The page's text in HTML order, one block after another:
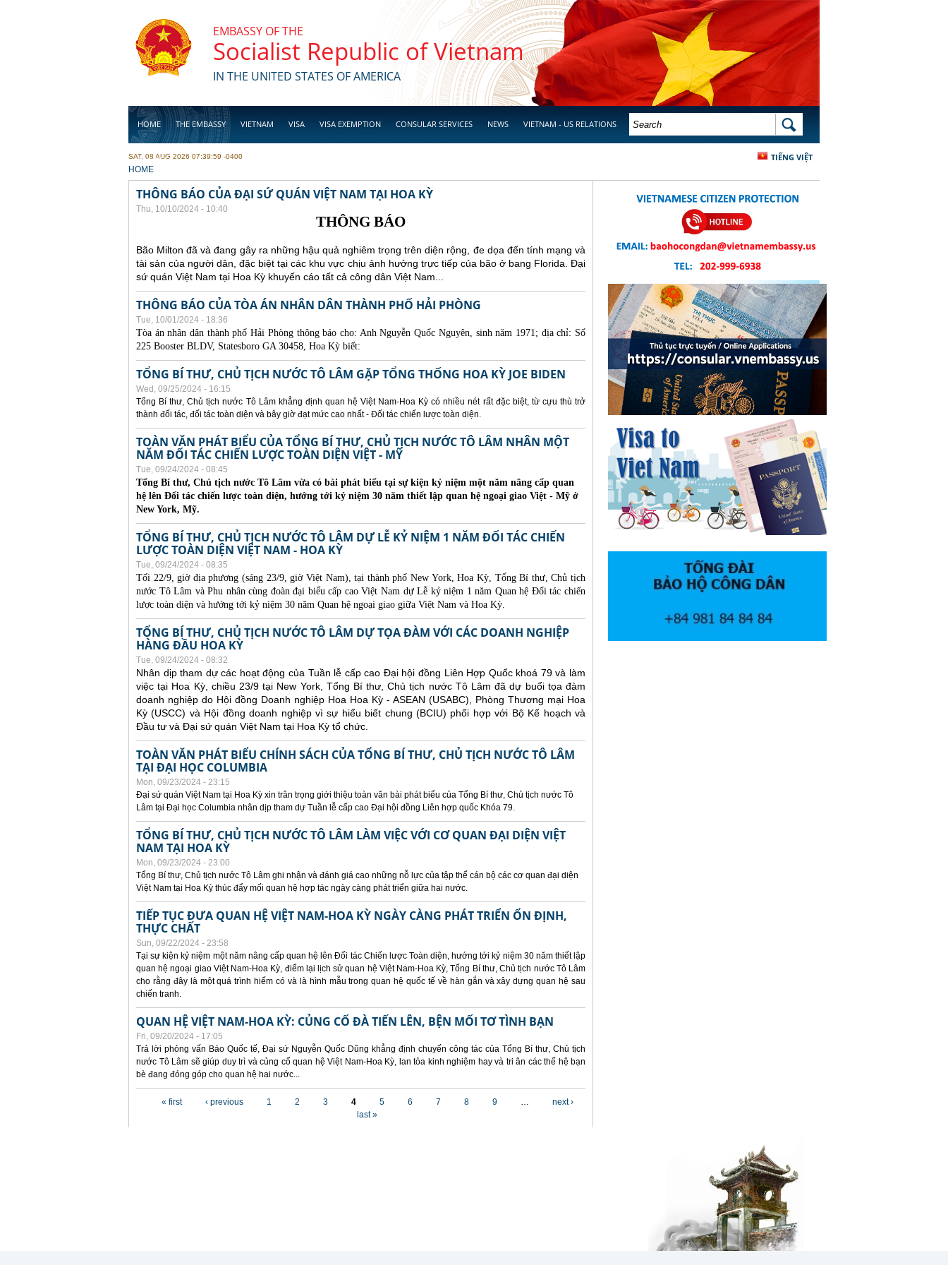
EMBASSY OF THE
Socialist Republic of Vietnam
IN THE UNITED STATES OF AMERICA
HOME THE EMBASSY VIETNAM VISA VISA EXEMPTION CONSULAR SERVICES NEWS VIETNAM - US RELATIONS
BUSINESS
SEARCH FORM SEARCH
TIẾNG VIỆT
SAT, 08 AUG 2026 07:39:59 -0400
YOU ARE HERE
HOME
THÔNG BÁO CỦA ĐẠI SỨ QUÁN VIỆT NAM TẠI HOA KỲ
Thu, 10/10/2024 - 10:40
THÔNG BÁO
Bão Milton đã và đang gây ra những hậu quả nghiêm trọng trên diện rộng, đe dọa đến tính mạng và
tài sản của người dân, đặc biệt tại các khu vực chịu ảnh hưởng trực tiếp của bão ở bang Florida. Đại
sứ quán Việt Nam tại Hoa Kỳ khuyến cáo tất cả công dân Việt Nam...
THÔNG BÁO CỦA TÒA ÁN NHÂN DÂN THÀNH PHỐ HẢI PHÒNG
Tue, 10/01/2024 - 18:36
Tòa án nhân dân thành phố Hải Phòng thông báo cho: Anh Nguyễn Quốc Nguyên, sinh năm 1971; địa chỉ: Số
225 Booster BLDV, Statesboro GA 30458, Hoa Kỳ biết:
TỔNG BÍ THƯ, CHỦ TỊCH NƯỚC TÔ LÂM GẶP TỔNG THỐNG HOA KỲ JOE BIDEN
Wed, 09/25/2024 - 16:15
Tổng Bí thư, Chủ tịch nước Tô Lâm khẳng định quan hệ Việt Nam-Hoa Kỳ có nhiều nét rất đặc biệt, từ cựu thù trở
thành đối tác, đối tác toàn diện và bây giờ đạt mức cao nhất - Đối tác chiến lược toàn diện.
TOÀN VĂN PHÁT BIỂU CỦA TỔNG BÍ THƯ, CHỦ TỊCH NƯỚC TÔ LÂM NHÂN MỘT
NĂM ĐỐI TÁC CHIẾN LƯỢC TOÀN DIỆN VIỆT - MỸ
Tue, 09/24/2024 - 08:45
Tổng Bí thư, Chủ tịch nước Tô Lâm vừa có bài phát biểu tại sự kiện kỷ niệm một năm nâng cấp quan
hệ lên Đối tác chiến lược toàn diện, hướng tới kỷ niệm 30 năm thiết lập quan hệ ngoại giao Việt - Mỹ ở
New York, Mỹ.
TỔNG BÍ THƯ, CHỦ TỊCH NƯỚC TÔ LÂM DỰ LỄ KỶ NIỆM 1 NĂM ĐỐI TÁC CHIẾN
LƯỢC TOÀN DIỆN VIỆT NAM - HOA KỲ
Tue, 09/24/2024 - 08:35
Tối 22/9, giờ địa phương (sáng 23/9, giờ Việt Nam), tại thành phố New York, Hoa Kỳ, Tổng Bí thư, Chủ tịch
nước Tô Lâm và Phu nhân cùng đoàn đại biểu cấp cao Việt Nam dự Lễ kỷ niệm 1 năm Quan hệ Đối tác chiến
lược toàn diện và hướng tới kỷ niệm 30 năm Quan hệ ngoại giao giữa Việt Nam và Hoa Kỳ.
TỔNG BÍ THƯ, CHỦ TỊCH NƯỚC TÔ LÂM DỰ TỌA ĐÀM VỚI CÁC DOANH NGHIỆP
HÀNG ĐẦU HOA KỲ
Tue, 09/24/2024 - 08:32
Nhân dịp tham dự các hoạt động của Tuần lễ cấp cao Đại hội đồng Liên Hợp Quốc khoá 79 và làm
việc tại Hoa Kỳ, chiều 23/9 tại New York, Tổng Bí thư, Chủ tịch nước Tô Lâm đã dự buổi tọa đàm
doanh nghiệp do Hội đồng Doanh nghiệp Hoa Hoa Kỳ - ASEAN (USABC), Phòng Thương mại Hoa
Kỳ (USCC) và Hội đồng doanh nghiệp vì sự hiểu biết chung (BCIU) phối hợp với Bộ Kế hoạch và
Đầu tư và Đại sứ quán Việt Nam tại Hoa Kỳ tổ chức.
TOÀN VĂN PHÁT BIỂU CHÍNH SÁCH CỦA TỔNG BÍ THƯ, CHỦ TỊCH NƯỚC TÔ LÂM
TẠI ĐẠI HỌC COLUMBIA
Mon, 09/23/2024 - 23:15
Đại sứ quán Việt Nam tại Hoa Kỳ xin trân trọng giới thiệu toàn văn bài phát biểu của Tổng Bí thư, Chủ tịch nước Tô
Lâm tại Đại học Columbia nhân dịp tham dự Tuần lễ cấp cao Đại hội đồng Liên hợp quốc Khóa 79.
TỔNG BÍ THƯ, CHỦ TỊCH NƯỚC TÔ LÂM LÀM VIỆC VỚI CƠ QUAN ĐẠI DIỆN VIỆT
NAM TẠI HOA KỲ
Mon, 09/23/2024 - 23:00
Tổng Bí thư, Chủ tịch nước Tô Lâm ghi nhận và đánh giá cao những nỗ lực của tập thể cán bộ các cơ quan đại diện
Việt Nam tại Hoa Kỳ thúc đẩy mối quan hệ hợp tác ngày càng phát triển giữa hai nước.
TIẾP TỤC ĐƯA QUAN HỆ VIỆT NAM-HOA KỲ NGÀY CÀNG PHÁT TRIỂN ỔN ĐỊNH,
THỰC CHẤT
Sun, 09/22/2024 - 23:58
Tại sự kiện kỷ niệm một năm nâng cấp quan hệ lên Đối tác Chiến lược Toàn diện, hướng tới kỷ niệm 30 năm thiết lập
quan hệ ngoại giao Việt Nam-Hoa Kỳ, điểm lại lịch sử quan hệ Việt Nam-Hoa Kỳ, Tổng Bí thư, Chủ tịch nước Tô Lâm
cho rằng đây là một quá trình hiếm có và là hình mẫu trong quan hệ quốc tế về hàn gắn và xây dựng quan hệ sau
chiến tranh.
QUAN HỆ VIỆT NAM-HOA KỲ: CỦNG CỐ ĐÀ TIẾN LÊN, BỆN MỐI TƠ TÌNH BẠN
Fri, 09/20/2024 - 17:05
Trả lời phỏng vấn Báo Quốc tế, Đại sứ Nguyễn Quốc Dũng khẳng định chuyến công tác của Tổng Bí thư, Chủ tịch
nước Tô Lâm sẽ giúp duy trì và củng cố quan hệ Việt Nam-Hoa Kỳ, lan tỏa kinh nghiệm hay và tri ân các thế hệ bạn
bè đang đóng góp cho quan hệ hai nước...
« first ‹ previous 1 2 3 4 5 6 7 8 9 …
next ›
last »